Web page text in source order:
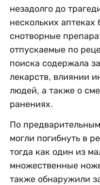
незадолго до
нескольких аптеках
снотворные
отпускаемые по
поиска содержала
лекарств, влиянии
людей, а также о
ранениях.
По
могли погибнуть в
тогда как один из
множественные
также обнаружили